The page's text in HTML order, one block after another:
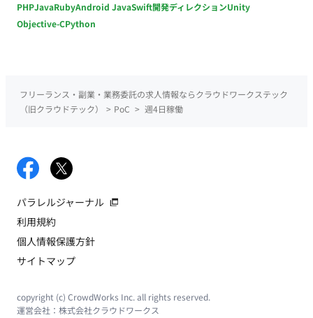
PHPJavaRubyAndroid JavaSwift開発ディレクションUnity
Objective-CPython
フリーランス・副業・業務委託の求人情報ならクラウドワークステック
（旧クラウドテック）
> PoC > 週4日稼働
パラレルジャーナル
利用規約
個人情報保護方針
サイトマップ
copyright (c) CrowdWorks Inc. all rights reserved.
運営会社： 株式会社クラウドワークス